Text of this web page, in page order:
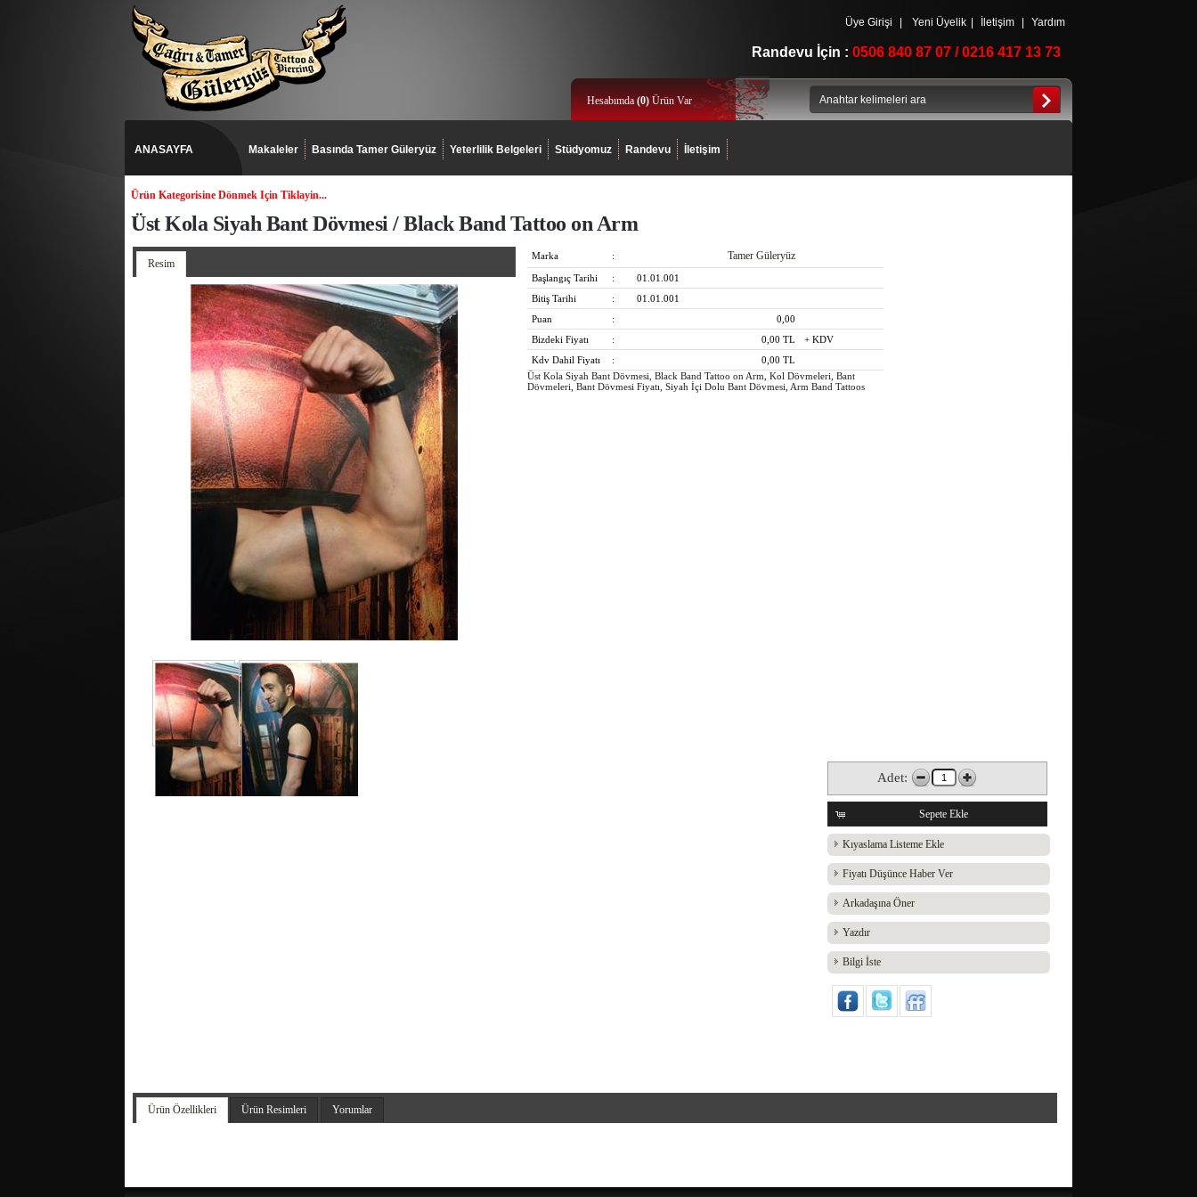
Üye Girişi Yeni Üyelik İletişim Yardım
Randevu İçin : 0506 840 87 07 / 0216 417 13 73
Hesabımda(0) Ürün Var
ANASAYFA Makaleler Basında Tamer Güleryüz Yeterlilik Belgeleri Stüdyomuz Randevu İletişim
Ürün Kategorisine Dönmek Için Tiklayin...
Üst Kola Siyah Bant Dövmesi / Black Band Tattoo on Arm
Resim
Marka : Tamer Güleryüz
Başlangıç Tarihi :
01.01.001
Bitiş Tarihi
:
01.01.001
Puan
:
0,00
Bizdeki Fiyatı
: 0,00 TL
+ KDV
Kdv Dahil Fiyatı
: 0,00 TL
Üst Kola Siyah Bant Dövmesi, Black Band Tattoo on Arm, Kol Dövmeleri, Bant
Dövmeleri, Bant Dövmesi Fiyatı, Siyah İçi Dolu Bant Dövmesi, Arm Band Tattoos
Adet:
Sepete Ekle
Kıyaslama Listeme Ekle
Fiyatı Düşünce Haber Ver
Arkadaşına Öner
Yazdır
Bilgi İste
Ürün Özellikleri Ürün Resimleri Yorumlar